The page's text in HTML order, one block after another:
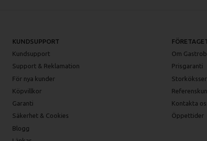
KUNDSUPPORT
Kundsupport
Support & Reklamation
För nya kunder
Köpvillkor
Garanti
Säkerhet & Cookies
Blogg
Om
Prisgaranti
Kontakta
Öppettider